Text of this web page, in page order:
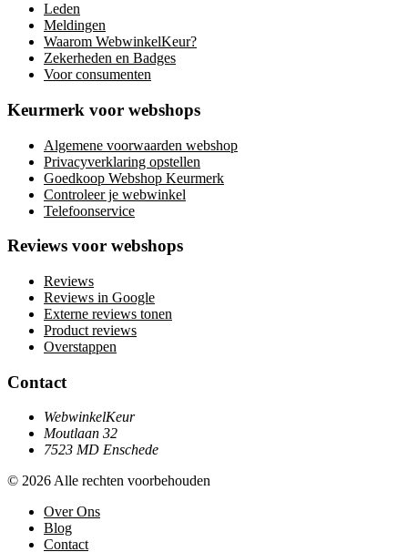
Leden
Meldingen
Waarom WebwinkelKeur?
Zekerheden en Badges
Voor consumenten
Keurmerk voor webshops
Algemene voorwaarden webshop
Privacyverklaring opstellen
Goedkoop Webshop Keurmerk
Controleer je webwinkel
Telefoonservice
Reviews voor webshops
Reviews
Reviews in Google
Externe reviews tonen
Product reviews
Overstappen
Contact
WebwinkelKeur
Moutlaan 32
7523 MD Enschede
© 2026 Alle rechten voorbehouden
Over Ons
Blog
Contact